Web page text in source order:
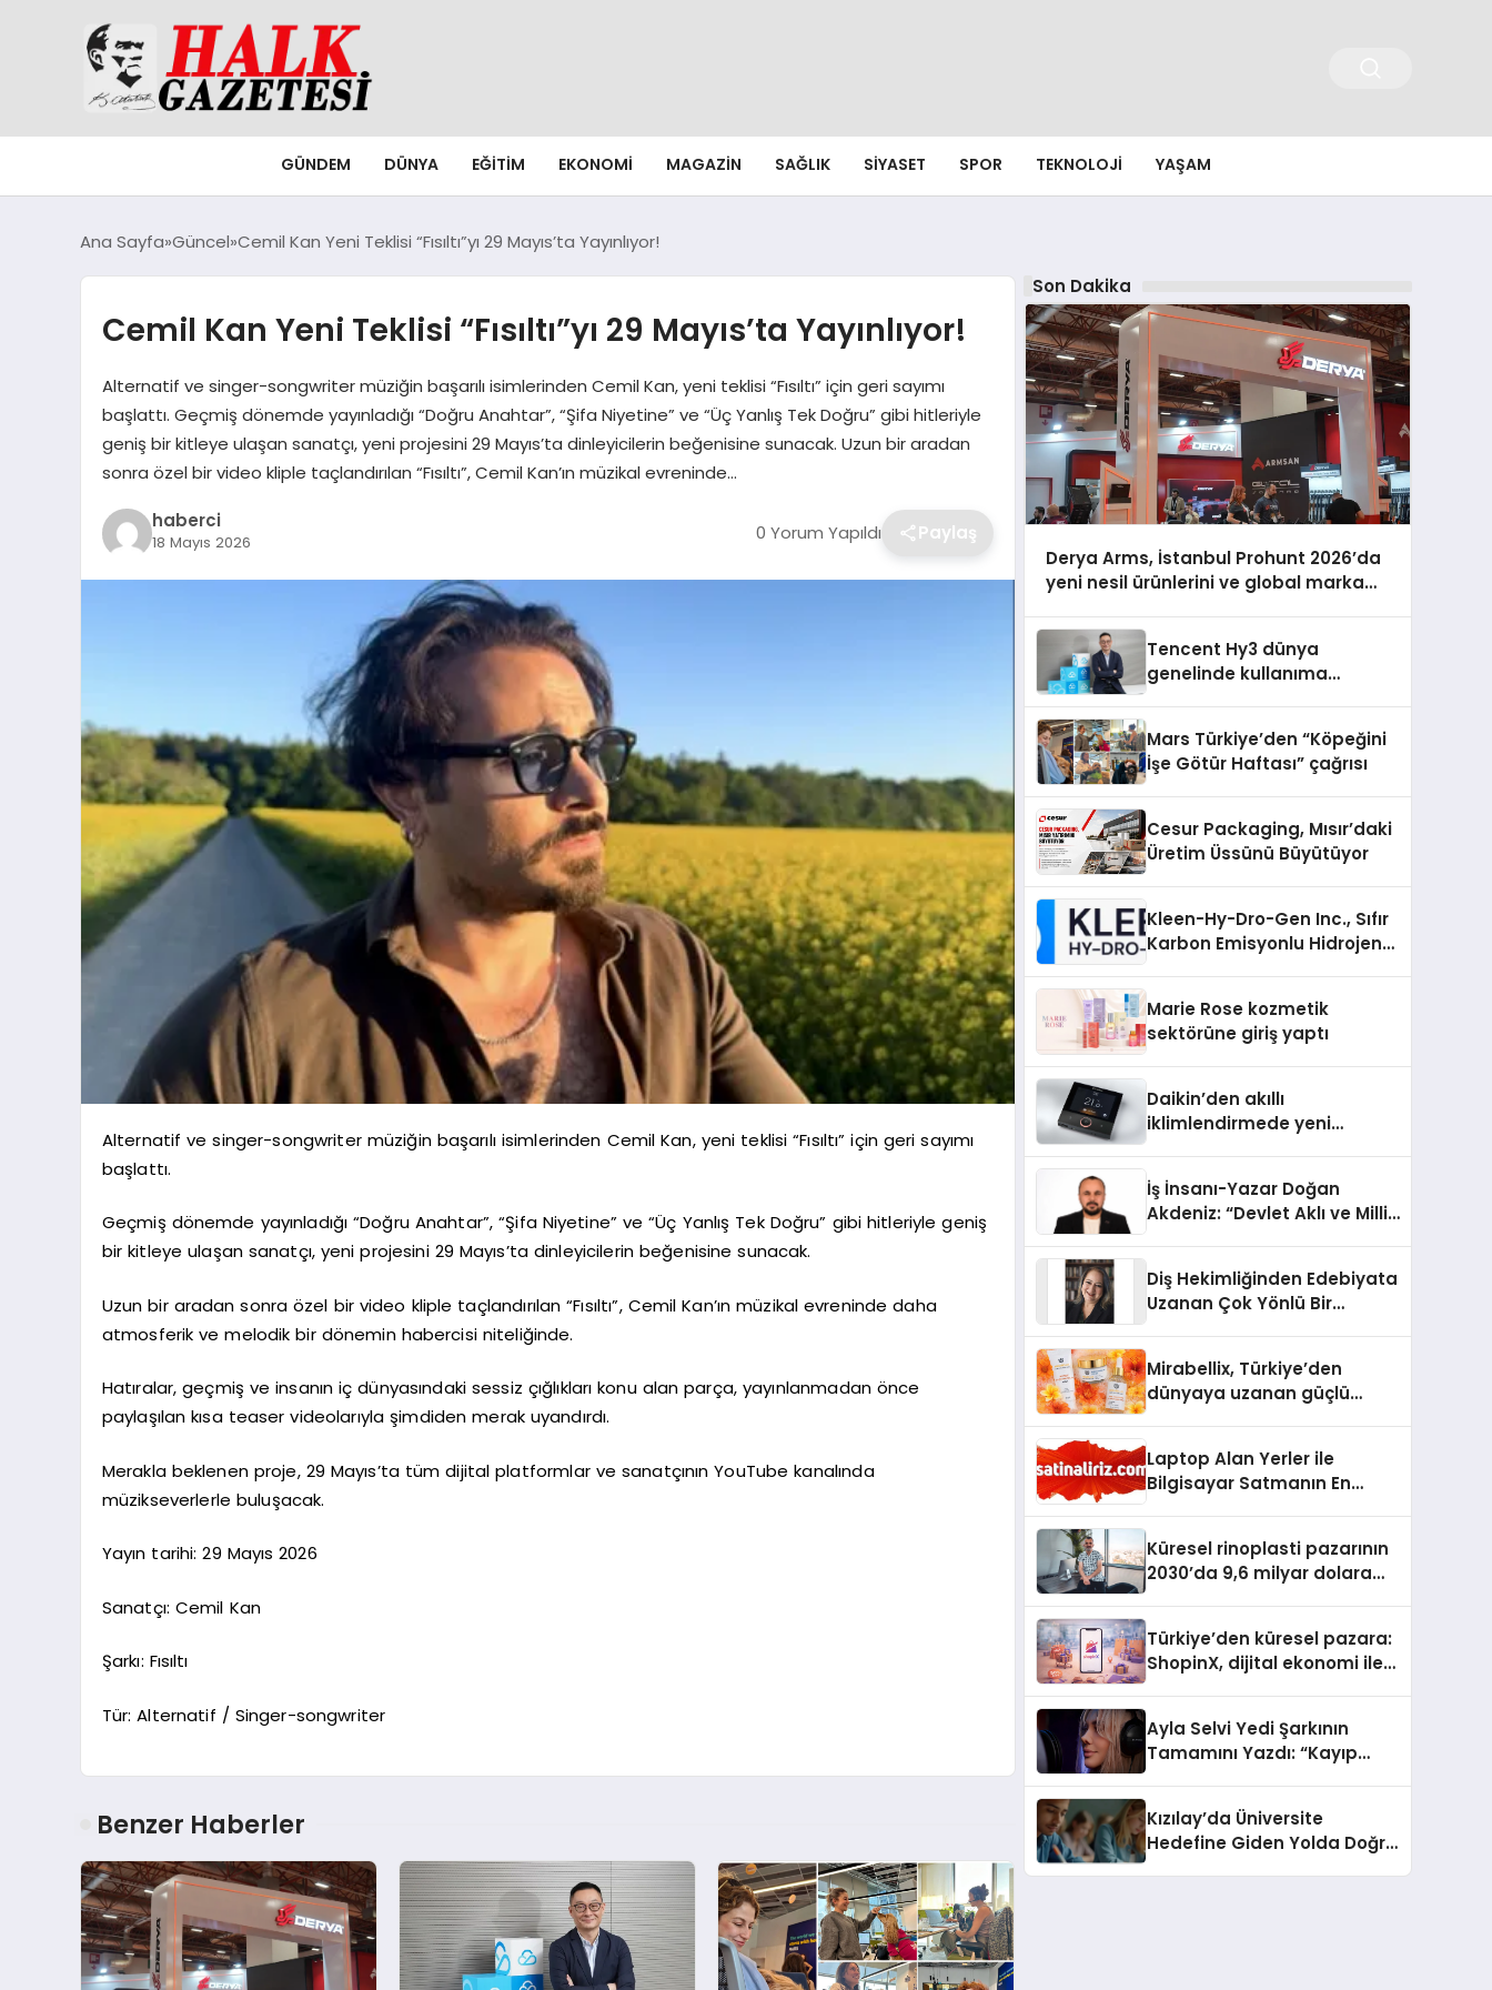
GÜNDEM DÜNYA EĞITIM EKONOMI MAGAZIN SAĞLIK SIYASET SPOR TEKNOLOJI YAŞAM
Ana Sayfa Güncel Cemil Kan Yeni Teklisi “Fısıltı”yı 29 Mayıs’ta Yayınlıyor!
Cemil Kan Yeni Teklisi “Fısıltı”yı 29 Mayıs’ta Yayınlıyor!
Alternatif ve singer-songwriter müziğin başarılı isimlerinden Cemil Kan, yeni teklisi “Fısıltı” için geri sayımı
başlattı. Geçmiş dönemde yayınladığı “Doğru Anahtar”, “Şifa Niyetine” ve “Üç Yanlış Tek Doğru” gibi hitleriyle
geniş bir kitleye ulaşan sanatçı, yeni projesini 29 Mayıs’ta dinleyicilerin beğenisine sunacak. Uzun bir aradan
sonra özel bir video kliple taçlandırılan “Fısıltı”, Cemil Kan’ın müzikal evreninde…
haberci
18 Mayıs 2026 0 Yorum Yapıldı Paylaş
Alternatif ve singer-songwriter müziğin başarılı isimlerinden Cemil Kan, yeni teklisi “Fısıltı” için geri sayımı
başlattı.
Geçmiş dönemde yayınladığı “Doğru Anahtar”, “Şifa Niyetine” ve “Üç Yanlış Tek Doğru” gibi hitleriyle geniş
bir kitleye ulaşan sanatçı, yeni projesini 29 Mayıs’ta dinleyicilerin beğenisine sunacak.
Uzun bir aradan sonra özel bir video kliple taçlandırılan “Fısıltı”, Cemil Kan’ın müzikal evreninde daha
atmosferik ve melodik bir dönemin habercisi niteliğinde.
Hatıralar, geçmiş ve insanın iç dünyasındaki sessiz çığlıkları konu alan parça, yayınlanmadan önce
paylaşılan kısa teaser videolarıyla şimdiden merak uyandırdı.
Merakla beklenen proje, 29 Mayıs’ta tüm dijital platformlar ve sanatçının YouTube kanalında
müzikseverlerle buluşacak.
Yayın tarihi: 29 Mayıs 2026
Sanatçı: Cemil Kan
Şarkı: Fısıltı
Tür: Alternatif / Singer-songwriter
Benzer Haberler
Son Dakika
Derya Arms, İstanbul Prohunt 2026’da
yeni nesil ürünlerini ve global marka
Tencent Hy3 dünya
genelinde kullanıma
Mars Türkiye’den “Köpeğini
İşe Götür Haftası” çağrısı
Cesur Packaging, Mısır’daki
Üretim Üssünü Büyütüyor
Kleen-Hy-Dro-Gen Inc., Sıfır
Karbon Emisyonlu Hidrojen
Aldı
Marie Rose kozmetik
sektörüne giriş yaptı
Daikin’den akıllı
iklimlendirmede yeni
İş İnsanı-Yazar Doğan
Akdeniz: “Devlet Aklı ve Milli
Diş Hekimliğinden Edebiyata
Uzanan Çok Yönlü Bir
Mirabellix, Türkiye’den
dünyaya uzanan güçlü
Laptop Alan Yerler ile
Bilgisayar Satmanın En
Küresel rinoplasti pazarının
2030’da 9,6 milyar dolara
Türkiye’den küresel pazara:
ShopinX, dijital ekonomi ile
Ayla Selvi Yedi Şarkının
Tamamını Yazdı: “Kayıp
Kızılay’da Üniversite
Hedefine Giden Yolda Doğru